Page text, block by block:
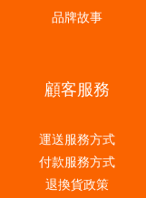
品牌故事
顧客服務
運送服務方式
付款服務方式
退換貨政策